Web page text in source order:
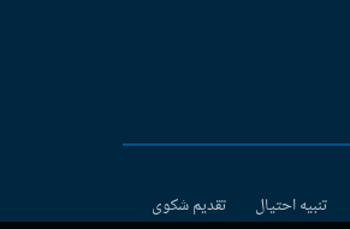
تنبيه احتيال تقديم شكوى